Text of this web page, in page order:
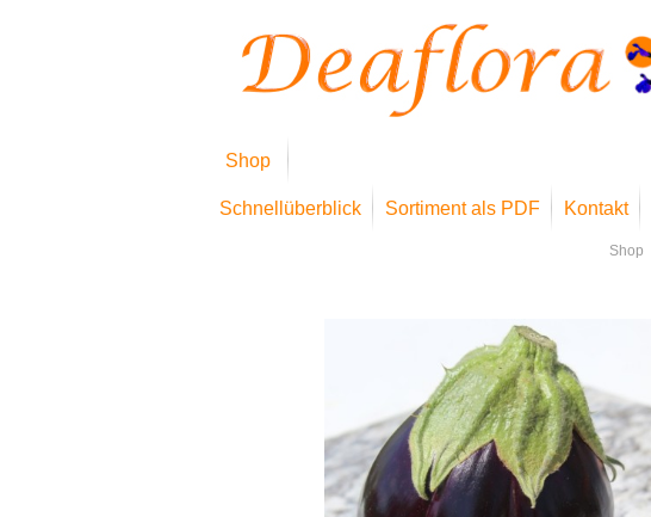
Shop
Schnellüberblick Sortiment als PDF Kontakt
Shop